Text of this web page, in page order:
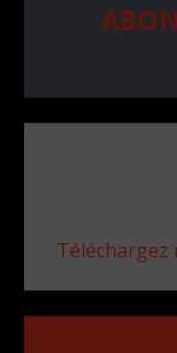
Téléchargez